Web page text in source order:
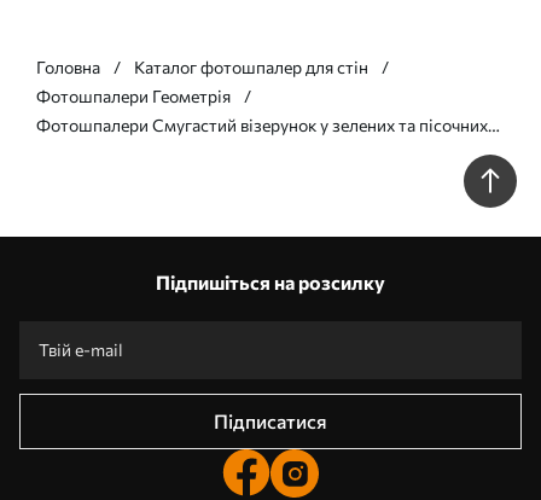
Головна
Каталог фотошпалер для стін
Фотошпалери Геометрія
Фотошпалери Смугастий візерунок у зелених та пісочних
Підпишіться на розсилку
Підписатися